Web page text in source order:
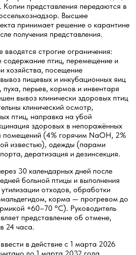
Копии представления передаются в
Высшее
принимает решение о карантине
получения представления.
вводятся строгие ограничения:
содержание птиц, перемещение и
хозяйства, посещение
пищевых и инкубационных яиц
перьев, кормов и инвентаря
вывоз клинически здоровых птиц
клинический осмотр,
птиц, направка на убой
здоровых в непоражённых
помещений (4% горячим NaOH, 2%
известью), одежды (парами
дератизация и дезинсекция.
30 календарных дней после
больной птицы и выполнения
отходов, обработки
корма — прогревом до
+60–70 °C). Руководитель
представление об отмене,
24 часа.
в действие с 1 марта 2026